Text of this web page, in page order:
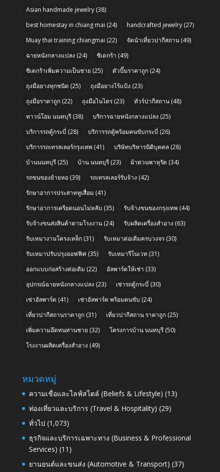
Asian handmade jewelry(38)
best homestay in chiang mai (24) handcrafted jewelry(27)
Muay thai training chiangmai (22) จัดนำเที่ยวปากีสถาน(49)
ฉายหนังกลางแปลง (24) ซิเดกร้า (49)
ซิเดกร้าเพิ่มความเป็นชาย (25) ตัวปั๊มราคาถูก(24)
ถุงมือยางทุกชนิด (25) ถุงมือยางไร้แป้ง (23)
ถุงมือราคาถูก(22) ถุงมือไนไตร(23) ทัวร์ปากีสถาน(48)
ทาวน์โฮม นนทบุรี(38) บริการฉายหนังกลางแปลง (25)
บริการรถตู้กระบี่ (28) บริการรถตู้พร้อมคนขับกระบี่ (26)
บริการรถเทรลเลอร์กรุงเทพ (41) บริษัทบริหารนิติบุคคล(28)
บ้านนนทบุรี(25) บ้าน นนทบุรี(23) ผ้าต่วนพาหุรัด (34)
รถขนของย้ายหอ(39) รถเทรลเลอร์รับจ้าง (42)
รักษาอาการประสาทหูเสื่อม (41)
รักษาอาการเครียดนอนไม่หลับ (35) รับจ้างขนของกรุงเทพ (44)
รับจ้างขนส่งสินค้าตามโรงงาน(24) รับผลิตเครื่องสำอาง (63)
รับเหมางานโครงเหล็ก(31) รับเหมาต่อเติมครบวงจร(30)
รับเหมาปรับปรุงออฟฟิศ(35) รับเหมารีโนเวท (31)
ออกแบบก่อสร้างต่อเติม (22) อัลพาร์ดให้เช่า (33)
อุปกรณ์ฉายหนังกลางแปลง (23) เช่ารถตู้กระบี่ (30)
เช่าอัลพาร์ด (41) เช่าอัลพาร์ด พร้อมคนขับ (24)
เที่ยวปากีสถานราคาถูก(31) เที่ยวปากีสถาน ราคาถูก(25)
เพิ่มความอึดทนท่านชาย (32) โครงการบ้าน นนทบุรี(50)
โรงงานผลิตเครื่องสำอาง (49)
หมวดหมู่
ความเชื่อและไลฟ์สไตล์ (Beliefs & Lifestyle) (13)
ท่องเที่ยวและบริการ (Travel & Hospitality) (29)
ทั่วไป (1,073)
ธุรกิจและบริการเฉพาะทาง (Business & Professional
Services) (11)
ยานยนต์และขนส่ง (Automotive & Transport) (37)